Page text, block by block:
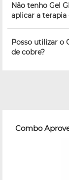
Não tenho Gel
aplicar a
Posso utilizar o
de cobre?
Combo